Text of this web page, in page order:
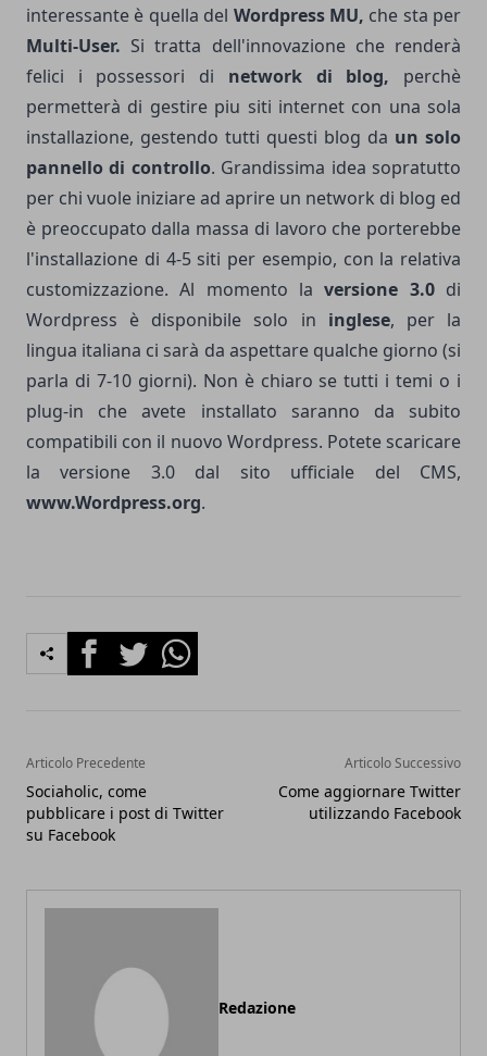
interessante è quella del Wordpress MU, che sta per
Multi-User. Si tratta dell'innovazione che renderà
felici i possessori di network di blog, perchè
permetterà di gestire piu siti internet con una sola
installazione, gestendo tutti questi blog da un solo
pannello di controllo. Grandissima idea sopratutto
per chi vuole iniziare ad aprire un network di blog ed
è preoccupato dalla massa di lavoro che porterebbe
l'installazione di 4-5 siti per esempio, con la relativa
customizzazione. Al momento laversione 3.0di
Wordpress è disponibile solo in inglese, per la
lingua italiana ci sarà da aspettare qualche giorno (si
parla di 7-10 giorni). Non è chiaro se tutti i temi o i
plug-in che avete installato saranno da subito
compatibili con il nuovo Wordpress. Potete scaricare
la versione 3.0 dal sito ufficiale del CMS,
www.Wordpress.org.
FacebookTwitterWhatsapp
Articolo Precedente
Sociaholic, come
pubblicare i post di Twitter
su Facebook
Articolo Successivo
Come aggiornare Twitter
utilizzando Facebook
Redazione